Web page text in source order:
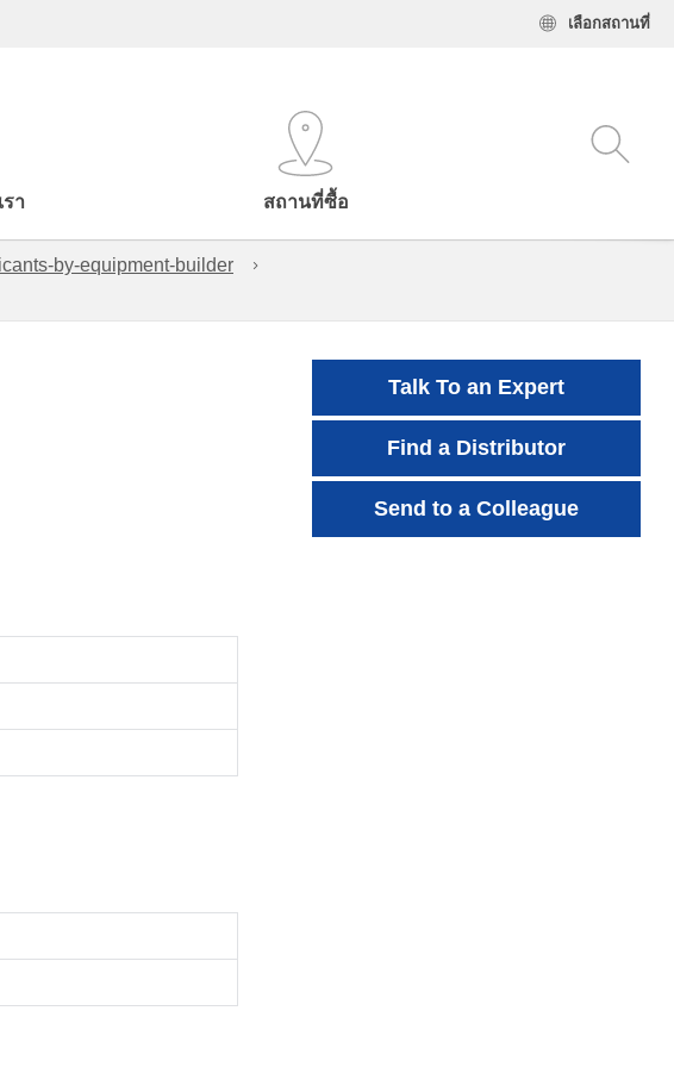
เลือกสถานที่
า สถานที่ซื้อ
by-equipment-builder
Talk To an Expert
Find a Distributor
Send to a Colleague